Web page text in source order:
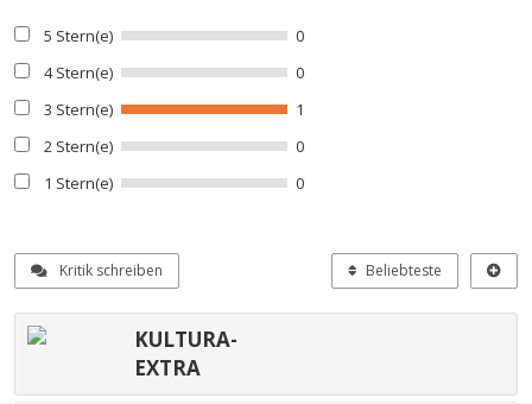
5 Stern(e)
0
4 Stern(e)
0
3 Stern(e)
1
2 Stern(e)
0
1 Stern(e)
0
Kritik schreiben Beliebteste
KULTURA-
EXTRA